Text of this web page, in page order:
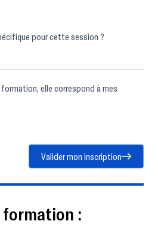
Avez-vous une demande spécifique pour cette session ?
Valider mon inscription
formation :